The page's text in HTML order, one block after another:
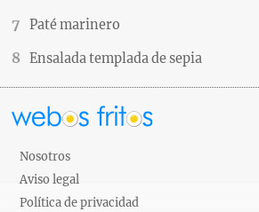
Paté marinero
Ensalada templada de sepia
Nosotros
Aviso legal
Política de privacidad